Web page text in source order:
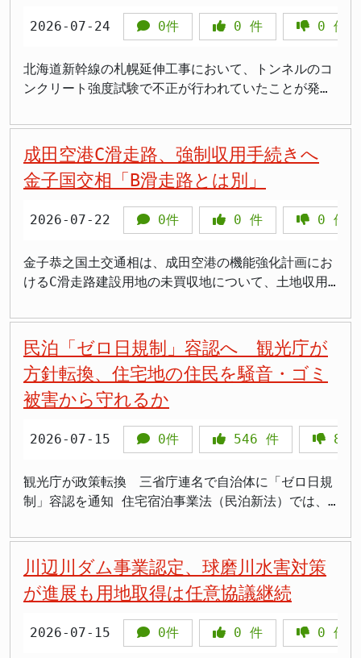
ました。その用途としては、「廃棄物の保管所」が
320件と最も多く、次いで「土砂置き場」が277件と
発生しており、前述したような騒音やごみ問題など
が、各地で住民を悩ませているのです。 提言では、
根拠となる「土地利用基本計画」についても、現在の
記載内容では不十分であると指摘しています。都道府
県ごとに、どのような土地利用が不適切利用に該当す
るのか、より具体的に例示する必要があるというので
す。これにより、行政指導の実効性を高め、問題の未
然防止や早期解決につなげることが期待されます。
員不足などから、現行法規の範囲内でも十分な対応が
難しいという声も聞かれます。今回の提言は、こうし
後の取り組み 今回の有識者会議の提言を受け、国土
交通省は法改正も視野に入れて、具体的な対応策の検
討を進める方針です。不適切な土地利用に対する規制
の強化は、国民が安心して暮らせる地域社会を維持・
発展させていく上で不可欠な取り組みと言えます。特
地資源を適正に管理し、国民生活の安全を守るための
制度整備は急務です。 今回の提言が、今後の法整備
や地方自治体の取り組みにどのように反映されていく
のか、国民の関心は高まるばかりです。土地という、
の規制強化を提言。 - 不適切な土地利用の事例は全
国で1527件に上る。 - 外国人による土地取得の増加
き下げや連絡先登録の義務化が含まれる。
幹線の一部区間運休は、ビジネス客や観光客の移動手
段を制限し、関連産業にも影響を及ぼします。特に、
物流面での制約は、地域経済の回復を遅らせる要因と
なりかねません。早期の全線復旧は、九州全体の活性
新水俣間の復旧には、引き続き注視が必要です。今回
の災害は、日本が地震大国であることを再認識させ、
制の構築がいかに重要であるかを教えてくれました。
JR九州による復旧作業はもちろんのこと、国として
も、こうした大規模災害に耐えうるインフラ整備への
投資や、最新技術の導入、そして万が一の際の対応計
ています。 まとめ - 2016年の熊本地震による九州
新幹線の被害は深刻で、復旧作業が続いている。 -
新水俣駅から鹿児島中央駅間は運行再開の見通しが立
ったが、熊本駅から新水俣駅間は復旧が難航してい
る。 - 政府とJR九州の連携が地域経済の回復に重要
であり、早期の全線復旧が求められている。
ー）では「我慢して我慢して、現地に入っている職員
の判断を待っている状況」と、自身の心境を率直に綴
っていました。これは、被災地で活動する職員への配
慮から、自身の行動を抑制していたことを示唆するも
地入りを果たしました。地元・氷川町の避難所を訪
れ、被災者の声に耳を傾けるとともに、熊本県庁では
する予定です。被災者の声が、今後の政策にどう反映
されるかが注目されます。 政府・他議員の動きと被
災地からの声 政府内では、熊本1区選出の木原稔官房
長官が、政府の危機管理の司令塔として、熊本県との
氏、そして参院熊本選挙区選出の松村祥史氏、馬場成
志氏といった自民党の議員たちは、被災状況の把握や
支援策の検討を進めています。 また、衆院比例九州
ブロック選出の吉田宣弘氏（中道改革連合）や、参院
比例代表の藤木真也氏、本田顕子氏、犬童周作氏（い
ずれも自民党）、さらには日本維新の会の松野明美参
議員も、それぞれの立場で被災地への関心を寄せてい
ます。 特に松野明美参院議員は、地震発生直後からX
ります」と投稿し、被災地の状況を伝えています。被
災者からは、こうした議員による被災地訪問や情報発
信を求める声が依然として聞かれます。 古賀千景
氏、発言問題で沈黙続く 一方、今回の災害対応とは
別に、立憲民主党の古賀千景氏の動向も注目されてい
ます。古賀氏は6月に「自衛隊に行く子供は経済的に
を投じてまで人材育成に乗り出す必要があるのか、そ
の優先順位付けには甚だ疑問が残ります。経済成長が
著しいベトナムを支援すること自体は否定しません
が、その支援が「国益」にどう繋がるのか、国民が納
ら21日にかけて行われ、現地の学生など約220名が参
加しました。講義には、佐川グローバルロジスティク
力しています。 講義内容は多岐にわたり、国土交通
省からは「日本の物流政策及びコールドチェーン物流
サービスに関する取組について」が、佐川側からは
「物流概論（SCM、調達物流、生産物流、販売物流
スの新規提案」といったディスカッションも行われた
とのことです。 一見すると、国際的な人材育成に貢
献する有意義な活動のように見えます。しかし、ここ
で最も重要なのは、こうした活動によって具体的にど
のような成果が生まれ、それが日本の国益にどう繋が
るのかという点です。具体的な目標設定（KPI）や、
ん。公的資金が投入されている以上、その使途は厳格
に管理され、国民にその効果が明確に示されるべきで
流人材育成支援は、「国際貢献」という言葉を盾にし
た、国民の血税のバラマキではないかと批判せざるを
得ません。国内の物流インフラ整備や、物流業界で働
く人々の待遇改善、次世代を担う人材の育成といっ
た、より切実な課題が山積しているにも関わらず、な
ぜ遠い外国の教育機関にまで税金を投入する必要があ
す。イオンモールでは建物崩壊で3人の死亡が確認さ
れており、夜通しの捜索が続いています。日本製紙八
代工場では煙突が倒壊し5人が死亡、安否不明者も残
っています。 >夜にテレビで映像を見て衝撃だった。
の死亡と6人の心肺停止が確認されています。断水は
宇城市・宇土市・八代市・氷川町の合計で5万戸以上
合わせているほか、高速道路や一般道でも広範な通行
止めが続いています。 国交省がTEC-FORCE派遣 断
水・停電に散水車・電源車、通信障害にスターリンク
国土交通省は2026年7月29日、現地調査やインフラ復
河川の被害調査と復旧支援を行った実績ある専門部隊
で、今回も被害状況の把握から復旧計画の立案までを
担います。あわせて給水機能付き散水車や照明車を被
災地へ手配しました。 >TEC-FORCEが来てくれると
心強い。2016年の地震の時もおかげで道路復旧が早
かったから、今回も頼りにしています 海上保安庁も
把握と救助活動を行っています。経済産業省は停電対
応として電源車を各地へ手配し、猛暑の中での避難生
地へ届けました。通信障害が続く一部地域では、総務
省がアメリカのスペースX社の衛星通信網「スターリ
ンク」の機器を貸与するなどして通信の復旧を進めて
います。夏季の高温下での避難生活は熱中症リスクも
高く、冷房設備と通信手段の確保が急務となっていま
2026-07-24 0件 0 件 0 件
北海道新幹線の札幌延伸工事において、トンネルのコ
ンクリート強度試験で不正が行われていたことが発覚
だ」と厳しく批判し、発注元の鉄道建設・運輸施設整
備支援機構（JRTT）は、強度不足が確認された場合
には再工事も必要になるとの見通しを示しました。国
民の安全と巨額の税金が投入されるインフラ整備にお
ける信頼を揺るがす事態と言えるでしょう。 新幹線
延伸の意義 北海道新幹線は、青函トンネルを介して
在、新函館北斗駅から札幌駅までの区間（約260キロ
メートル）の延伸工事が進められています。この延伸
振興や地域経済の活性化、さらには首都圏との連携強
化が期待されています。 しかし、その実現には多く
のトンネルや橋梁の建設が不可欠です。建設工事にお
ける品質管理の徹底が、安全運行の根幹をなすものな
のです。 品質管理の不正 今回問題となったのは、俱
ートの品質試験です。鉄建建設などが構成する共同企
業体（JV）は、コンクリートを打ち込む前に、その強
度を左右する水分量が規定値内に収まるよう、本来は
認められない測定器の設定変更を行っていました。こ
らに憂慮すべきは、北海道新幹線を巡る品質管理試験
での不正が今回が初めてではないという点です。
管理試験を巡る不正が発覚していました。度重なる不
祥事は、単なる個別のミスではなく、建設業界全体、
成田空港C滑走路、強制収用手続きへ
金子国交相「B滑走路とは別」
2026-07-22 0件 0 件 0 件
金子恭之国土交通相は、成田空港の機能強化計画にお
けるC滑走路建設用地の未買収地について、土地収用
過去の「強制的手段放棄」の合意は「現在のB滑走
路」が対象であり、C滑走路は含まれないとの認識を
示しました。2026年7月22日の衆院国土交通委員会で
の答弁で、金子国交相は成田国際空港会社（NAA）に
対し、住民への丁寧な説明と真摯な対応を改めて求め
ては、かつて激しい反対運動、いわゆる「成田闘争」
が繰り広げられました。その混乱を経て、1994年に
開かれた「成田空港問題円卓会議」において、国や空
港会社、反対派などが一堂に会し、「強制的手段が用
きました。 金子国交相は、この円卓会議の合意につ
いて、あくまで「現在運用されているB滑走路」に関
てなされなければならないという認識を強調しまし
た。2004年に供用が開始されたB滑走路は、この「話
民泊「ゼロ日規制」容認へ 観光庁が
方針転換、住宅地の住民を騒音・ゴミ
被害から守れるか
2026-07-15 0件 546 件 8
観光庁が政策転換 三省庁連名で自治体に「ゼロ日規
制」容認を通知 住宅宿泊事業法（民泊新法）では、
泊として営業できます。これに対し、条例で営業上限
を「ゼロ日」に設定し、特定地域での民泊を事実上禁
止しようとする「ゼロ日規制」の動きが一部自治体で
広がっていました。 2026年7月15日、観光庁・国土
交通省・厚生労働省は連名で全国の地方公共団体宛て
に「住宅宿泊事業法に規定する届出住宅に係るゼロ日
川辺川ダム事業認定、球磨川水害対策
が進展も用地取得は任意協議継続
2026-07-15 0件 0 件 0 件